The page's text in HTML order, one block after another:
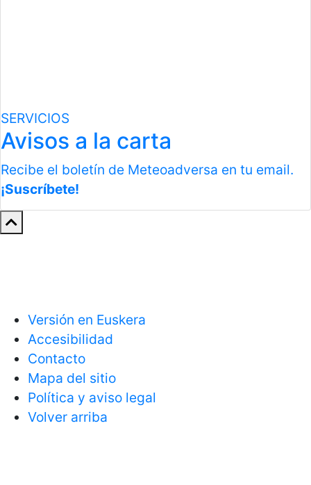
SERVICIOS
Avisos a la carta
Recibe el boletín de Meteoadversa en tu email.
¡Suscríbete!
Versión en Euskera
Accesibilidad
Contacto
Mapa del sitio
Política y aviso legal
Volver arriba